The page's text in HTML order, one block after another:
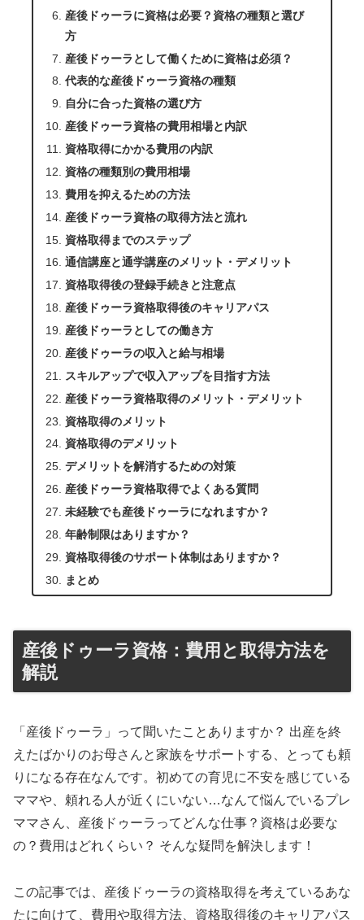
産後ドゥーラに資格は必要？資格の種類と選び
方
産後ドゥーラとして働くために資格は必須？
代表的な産後ドゥーラ資格の種類
自分に合った資格の選び方
産後ドゥーラ資格の費用相場と内訳
資格取得にかかる費用の内訳
資格の種類別の費用相場
費用を抑えるための方法
産後ドゥーラ資格の取得方法と流れ
資格取得までのステップ
通信講座と通学講座のメリット・デメリット
資格取得後の登録手続きと注意点
産後ドゥーラ資格取得後のキャリアパス
産後ドゥーラとしての働き方
産後ドゥーラの収入と給与相場
スキルアップで収入アップを目指す方法
産後ドゥーラ資格取得のメリット・デメリット
資格取得のメリット
資格取得のデメリット
デメリットを解消するための対策
産後ドゥーラ資格取得でよくある質問
未経験でも産後ドゥーラになれますか？
年齢制限はありますか？
資格取得後のサポート体制はありますか？
まとめ
産後ドゥーラ資格：費用と取得方法を
解説
「産後ドゥーラ」って聞いたことありますか？ 出産を終
えたばかりのお母さんと家族をサポートする、とっても頼
りになる存在なんです。初めての育児に不安を感じている
ママや、頼れる人が近くにいない…なんて悩んでいるプレ
ママさん、産後ドゥーラってどんな仕事？資格は必要な
の？費用はどれくらい？ そんな疑問を解決します！
この記事では、産後ドゥーラの資格取得を考えているあな
たに向けて、費用や取得方法、資格取得後のキャリアパス